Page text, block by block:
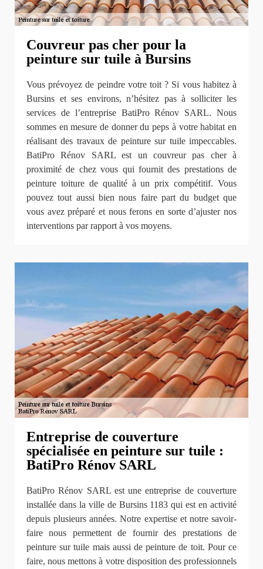
Couvreur pas cher pour la
peinture sur tuile à Bursins
Vous prévoyez de peindre votre toit ? Si vous habitez à
Bursins et ses environs, n’hésitez pas à solliciter les
services de l’entreprise BatiPro Rénov SARL. Nous
sommes en mesure de donner du peps à votre habitat en
réalisant des travaux de peinture sur tuile impeccables.
BatiPro Rénov SARL est un couvreur pas cher à
proximité de chez vous qui fournit des prestations de
peinture toiture de qualité à un prix compétitif. Vous
pouvez tout aussi bien nous faire part du budget que
vous avez préparé et nous ferons en sorte d’ajuster nos
interventions par rapport à vos moyens.
Entreprise de couverture
spécialisée en peinture sur tuile :
BatiPro Rénov SARL
BatiPro Rénov SARL est une entreprise de couverture
installée dans la ville de Bursins 1183 qui est en activité
depuis plusieurs années. Notre expertise et notre savoir-
faire nous permettent de fournir des prestations de
peinture sur tuile mais aussi de peinture de toit. Pour ce
faire, nous mettons à votre disposition des professionnels